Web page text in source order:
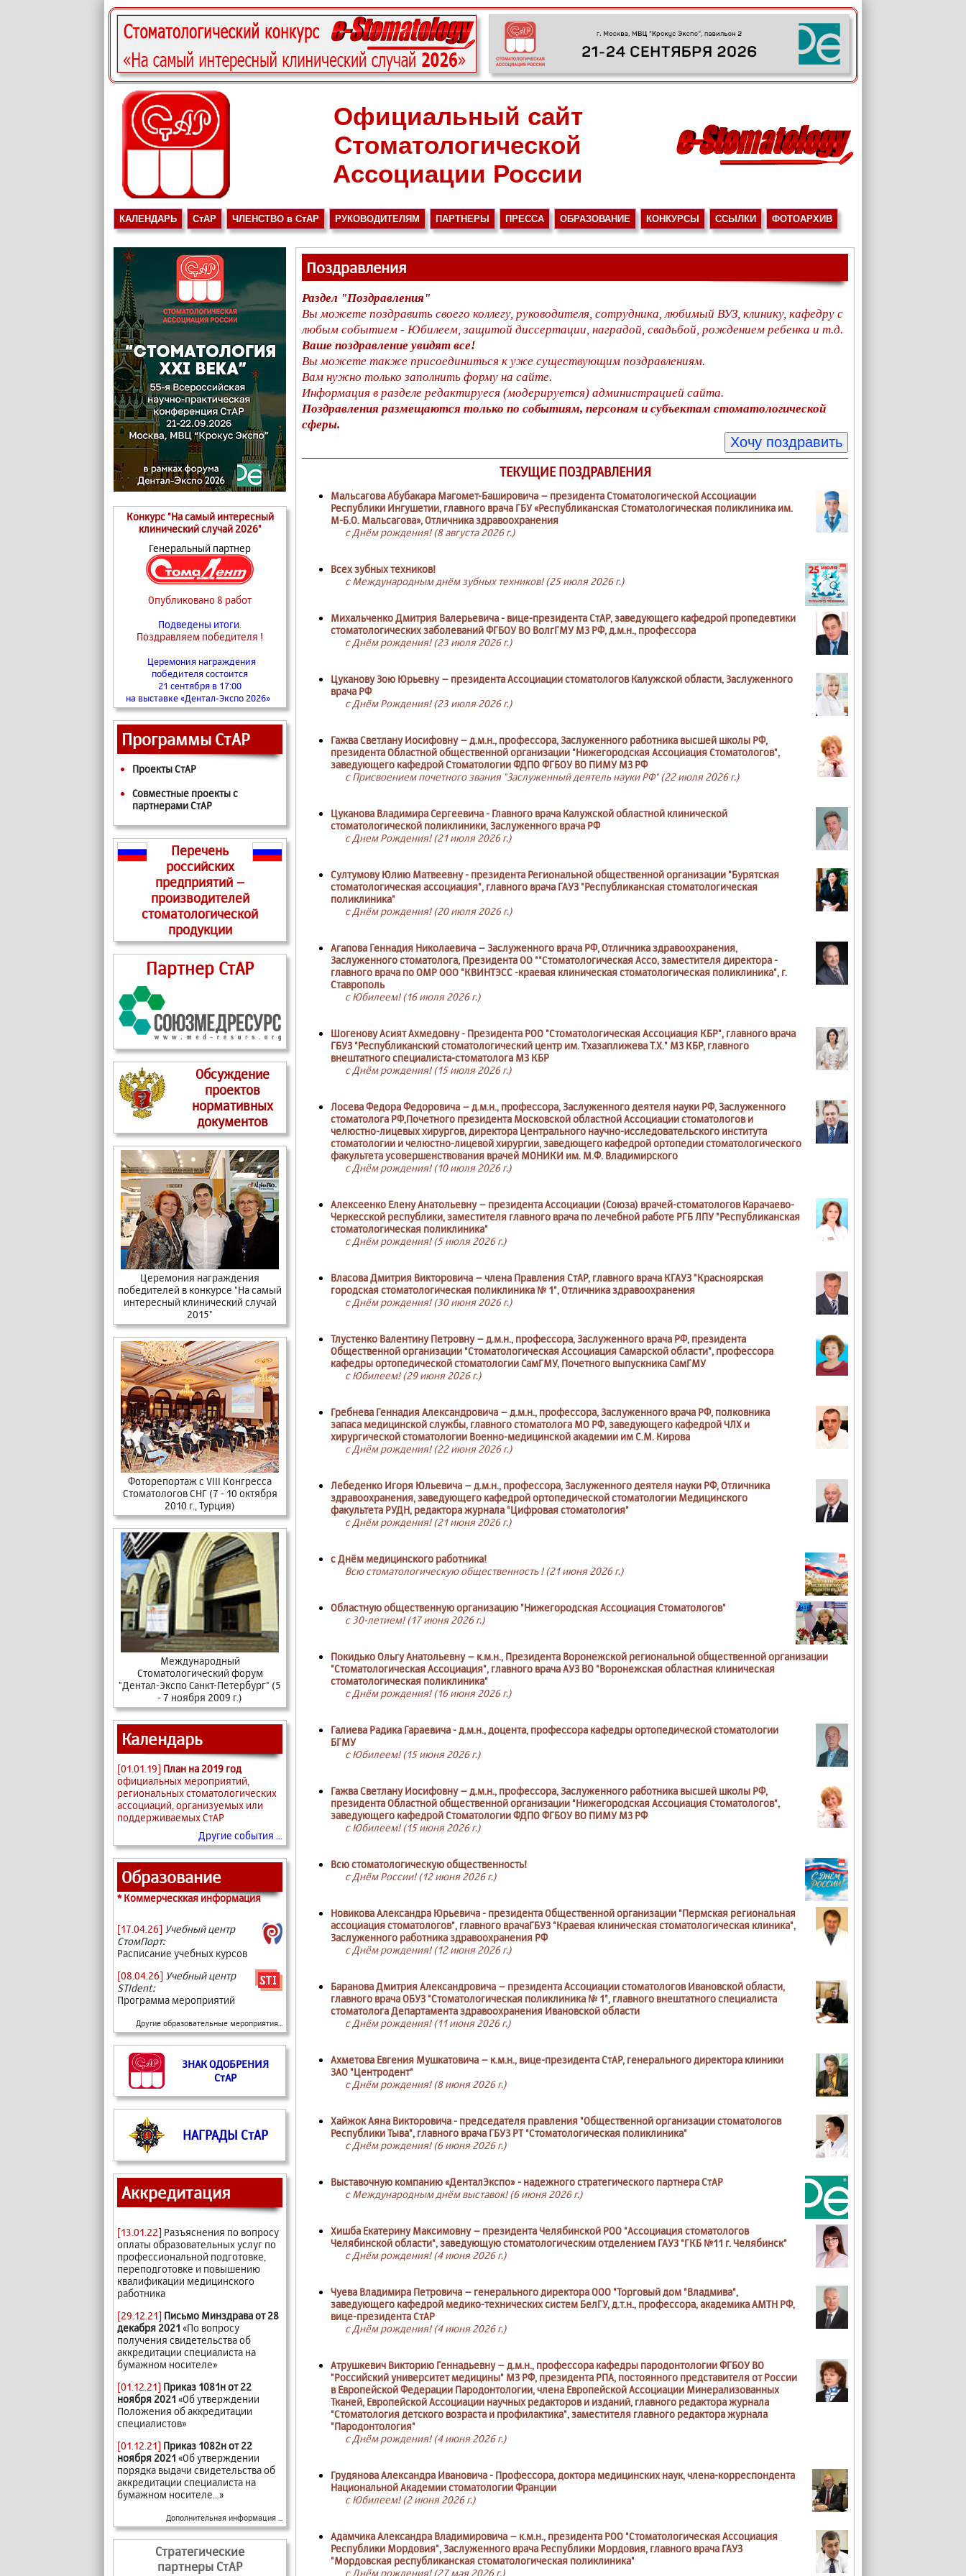
Официальный сайт
Стоматологической
Ассоциации России
КАЛЕНДАРЬ СтАР ЧЛЕНСТВО в СтАР РУКОВОДИТЕЛЯМ ПАРТНЕРЫ ПРЕССА ОБРАЗОВАНИЕ КОНКУРСЫ ССЫЛКИ ФОТОАРХИВ
Конкурс "На самый интересный
клинический случай 2026"
Генеральный партнер
Опубликовано 8 работ
Подведены итоги.
Поздравляем победителя !
Церемония награждения
победителя состоится
21 сентября в 17:00
на выставке «Дентал-Экспо 2026»
Программы СтАР
Проекты СтАР
Совместные проекты с
партнерами СтАР
Перечень
российских
предприятий –
производителей
стоматологической
продукции
Партнер СтАР
Обсуждение
проектов
нормативных
документов
Церемония награждения
победителей в конкурсе "На самый
интересный клинический случай
2015"
Фоторепортаж c VIII Конгресса
Стоматологов СНГ (7 - 10 октября
2010 г., Турция)
Международный
Стоматологический форум
"Дентал-Экспо Санкт-Петербург" (5
- 7 ноября 2009 г.)
Календарь
[01.01.19] План на 2019 год
официальных мероприятий,
региональных стоматологических
ассоциаций, организуемых или
поддерживаемых СтАР
Другие события ...
Образование
* Коммерческкая информация
[17.04.26] Учебный центр
СтомПорт:
Расписание учебных курсов
[08.04.26] Учебный центр
STIdent:
Программа мероприятий
Другие образовательные мероприятия...
ЗНАК ОДОБРЕНИЯ
СтАР
НАГРАДЫ СтАР
Аккредитация
[13.01.22] Разъяснения по вопросу
оплаты образовательных услуг по
профессиональной подготовке,
переподготовке и повышению
квалификации медицинского
работника
[29.12.21] Письмо Минздрава от 28
декабря 2021 «По вопросу
получения свидетельства об
аккредитации специалиста на
бумажном носителе»
[01.12.21] Приказ 1081н от 22
ноября 2021 «Об утверждении
Положения об аккредитации
специалистов»
[01.12.21] Приказ 1082н от 22
ноября 2021 «Об утверждении
порядка выдачи свидетельства об
аккредитации специалиста на
бумажном носителе...»
Дополнительная информация ...
Стратегические
партнеры СтАР
Поздравления
Раздел "Поздравления"
Вы можете поздравить своего коллегу, руководителя, сотрудника, любимый ВУЗ, клинику, кафедру с
любым событием - Юбилеем, защитой диссертации, наградой, свадьбой, рождением ребенка и т.д.
Ваше поздравление увидят все!
Вы можете также присоединиться к уже существующим поздравлениям.
Вам нужно только заполнить форму на сайте.
Информация в разделе редактируеся (модерируется) администрацией сайта.
Поздравления размещаются только по событиям, персонам и субъектам стоматологической
сферы.
ТЕКУЩИЕ ПОЗДРАВЛЕНИЯ
Мальсагова Абубакара Магомет-Башировича – президента Стоматологической Ассоциации
Республики Ингушетии, главного врача ГБУ «Республиканская Стоматологическая поликлиника им.
М-Б.О. Мальсагова», Отличника здравоохранения
с Днём рождения! (8 августа 2026 г.)
Всех зубных техников!
с Международным днём зубных техников! (25 июля 2026 г.)
Михальченко Дмитрия Валерьевича - вице-президента СтАР, заведующего кафедрой пропедевтики
стоматологических заболеваний ФГБОУ ВО ВолгГМУ МЗ РФ, д.м.н., профессора
с Днём рождения! (23 июля 2026 г.)
Цуканову Зою Юрьевну – президента Ассоциации стоматологов Калужской области, Заслуженного
врача РФ
с Днём Рождения! (23 июля 2026 г.)
Гажва Светлану Иосифовну – д.м.н., профессора, Заслуженного работника высшей школы РФ,
президента Областной общественной организации "Нижегородская Ассоциация Стоматологов",
заведующего кафедрой Стоматологии ФДПО ФГБОУ ВО ПИМУ МЗ РФ
с Присвоением почетного звания "Заслуженный деятель науки РФ" (22 июля 2026 г.)
Цуканова Владимира Сергеевича - Главного врача Калужской областной клинической
стоматологической поликлиники, Заслуженного врача РФ
с Днем Рождения! (21 июля 2026 г.)
Султумову Юлию Матвеевну - президента Региональной общественной организации "Бурятская
стоматологическая ассоциация", главного врача ГАУЗ "Республиканская стоматологическая
поликлиника"
с Днём рождения! (20 июля 2026 г.)
Агапова Геннадия Николаевича – Заслуженного врача РФ, Отличника здравоохранения,
Заслуженного стоматолога, Президента ОО ""Стоматологическая Ассо, заместителя директора -
главного врача по ОМР ООО "КВИНТЭСС -краевая клиническая стоматологическая поликлиника", г.
Ставрополь
с Юбилеем! (16 июля 2026 г.)
Шогенову Асият Ахмедовну - Президента РОО "Стоматологическая Ассоциация КБР", главного врача
ГБУЗ "Республиканский стоматологический центр им. Тхазаплижева Т.Х." МЗ КБР, главного
внештатного специалиста-стоматолога МЗ КБР
с Днём рождения! (15 июля 2026 г.)
Лосева Федора Федоровича – д.м.н., профессора, Заслуженного деятеля науки РФ, Заслуженного
стоматолога РФ,Почетного президента Московской областной Ассоциации стоматологов и
челюстно-лицевых хирургов, директора Центрального научно-исследовательского института
стоматологии и челюстно-лицевой хирургии, заведющего кафедрой ортопедии стоматологического
факультета усовершенствования врачей МОНИКИ им. М.Ф. Владимирского
с Днём рождения! (10 июля 2026 г.)
Алексеенко Елену Анатольевну – президента Ассоциации (Союза) врачей-стоматологов Карачаево-
Черкесской республики, заместителя главного врача по лечебной работе РГБ ЛПУ "Республиканская
стоматологическая поликлиника"
с Днём рождения! (5 июля 2026 г.)
Власова Дмитрия Викторовича – члена Правления СтАР, главного врача КГАУЗ "Красноярская
городская стоматологическая поликлиника № 1", Отличника здравоохранения
с Днём рождения! (30 июня 2026 г.)
Тлустенко Валентину Петровну – д.м.н., профессора, Заслуженного врача РФ, президента
Общественной организации "Стоматологическая Ассоциация Самарской области", профессора
кафедры ортопедической стоматологии СамГМУ, Почетного выпускника СамГМУ
с Юбилеем! (29 июня 2026 г.)
Гребнева Геннадия Александровича – д.м.н., профессора, Заслуженного врача РФ, полковника
запаса медицинской службы, главного стоматолога МО РФ, заведующего кафедрой ЧЛХ и
хирургической стоматологии Военно-медицинской академии им С.М. Кирова
с Днём рождения! (22 июня 2026 г.)
Лебеденко Игоря Юльевича – д.м.н., профессора, Заслуженного деятеля науки РФ, Отличника
здравоохранения, заведующего кафедрой ортопедической стоматологии Медицинского
факультета РУДН, редактора журнала "Цифровая стоматология"
с Днём рождения! (21 июня 2026 г.)
с Днём медицинского работника!
Всю стоматологическую общественность ! (21 июня 2026 г.)
Областную общественную организацию "Нижегородская Ассоциация Стоматологов"
с 30-летием! (17 июня 2026 г.)
Покидько Ольгу Анатольевну – к.м.н., Президента Воронежской региональной общественной организации
"Стоматологическая Ассоциация", главного врача АУЗ ВО "Воронежская областная клиническая
стоматологическая поликлиника"
с Днём рождения! (16 июня 2026 г.)
Галиева Радика Гараевича - д.м.н., доцента, профессора кафедры ортопедической стоматологии
БГМУ
с Юбилеем! (15 июня 2026 г.)
Гажва Светлану Иосифовну – д.м.н., профессора, Заслуженного работника высшей школы РФ,
президента Областной общественной организации "Нижегородская Ассоциация Стоматологов",
заведующего кафедрой Стоматологии ФДПО ФГБОУ ВО ПИМУ МЗ РФ
с Юбилеем! (15 июня 2026 г.)
Всю стоматологическую общественность!
с Днём России! (12 июня 2026 г.)
Новикова Александра Юрьевича - президента Общественной организации "Пермская региональная
ассоциация стоматологов", главного врачаГБУЗ "Краевая клиническая стоматологическая клиника",
Заслуженного работника здравоохранения РФ
с Днём рождения! (12 июня 2026 г.)
Баранова Дмитрия Александровича – президента Ассоциации стоматологов Ивановской области,
главного врача ОБУЗ "Стоматологическая поликлиника № 1", главного внештатного специалиста
стоматолога Департамента здравоохранения Ивановской области
с Днём рождения! (11 июня 2026 г.)
Ахметова Евгения Мушкатовича – к.м.н., вице-президента СтАР, генерального директора клиники
ЗАО "Центродент"
с Днём рождения! (8 июня 2026 г.)
Хайжок Аяна Викторовича - председателя правления "Общественной организации стоматологов
Республики Тыва", главного врача ГБУЗ РТ "Стоматологическая поликлиника"
с Днём рождения! (6 июня 2026 г.)
Выставочную компанию «ДенталЭкспо» - надежного стратегического партнера СтАР
с Международным днём выставок! (6 июня 2026 г.)
Хишба Екатерину Максимовну – президента Челябинской РОО "Ассоциация стоматологов
Челябинской области", заведующую стоматологическим отделением ГАУЗ "ГКБ №11 г. Челябинск"
с Днём рождения! (4 июня 2026 г.)
Чуева Владимира Петровича – генерального директора ООО "Торговый дом "Владмива",
заведующего кафедрой медико-технических систем БелГУ, д.т.н., профессора, академика АМТН РФ,
вице-президента СтАР
с Днём рождения! (4 июня 2026 г.)
Атрушкевич Викторию Геннадьевну – д.м.н., профессора кафедры пародонтологии ФГБОУ ВО
"Российский университет медицины" МЗ РФ, президента РПА, постоянного представителя от России
в Европейской Федерации Пародонтологии, члена Европейской Ассоциации Минерализованных
Тканей, Европейской Ассоциации научных редакторов и изданий, главного редактора журнала
"Стоматология детского возраста и профилактика", заместителя главного редактора журнала
"Пародонтология"
с Днём рождения! (4 июня 2026 г.)
Грудянова Александра Ивановича - Профессора, доктора медицинских наук, члена-корреспондента
Национальной Академии стоматологии Франции
с Юбилеем! (2 июня 2026 г.)
Адамчика Александра Владимировича – к.м.н., президента РОО "Стоматологическая Ассоциация
Республики Мордовия", Заслуженного врача Республики Мордовия, главного врача ГАУЗ
"Мордовская республиканская стоматологическая поликлиника"
с Днём рождения! (27 мая 2026 г.)